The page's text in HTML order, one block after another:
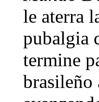
le aterra
pubalgia
termine
brasileño